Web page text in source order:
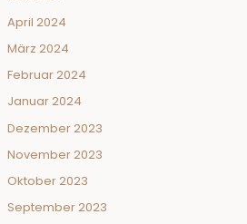
April 2024
März 2024
Februar 2024
Januar 2024
Dezember 2023
November 2023
Oktober 2023
September 2023